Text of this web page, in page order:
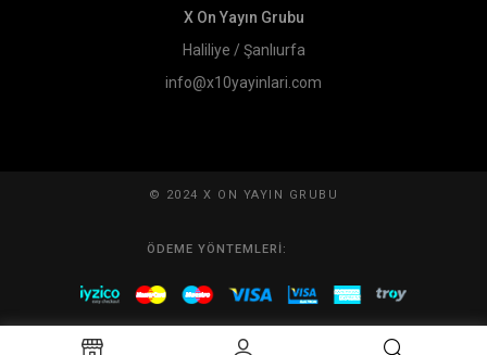
X On Yayın Grubu
Haliliye / Şanlıurfa
info@x10yayinlari.com
© 2024 X ON YAYIN GRUBU
ÖDEME YÖNTEMLERI: